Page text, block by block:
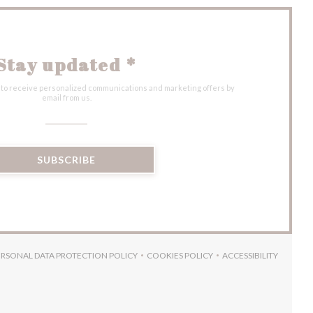
updated *
receive personalized communications and marketing offers by
email from us.
SUBSCRIBE
NEW WINDOW))
DATA PROTECTION POLICY
((OPENS IN A NEW WINDOW))
COOKIES POLICY
((OPENS IN A NEW WINDOW))
ACCESSIBILITY
((OPENS IN A